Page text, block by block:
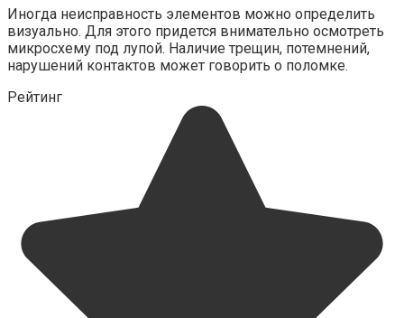
Иногда неисправность элементов можно определить
визуально. Для этого придется внимательно осмотреть
микросхему под лупой. Наличие трещин, потемнений,
нарушений контактов может говорить о поломке.
Рейтинг